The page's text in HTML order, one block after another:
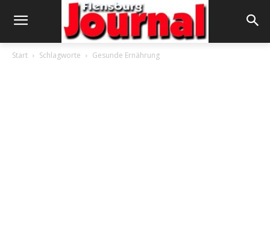
Start Schlagworte Gesunde Ernährung